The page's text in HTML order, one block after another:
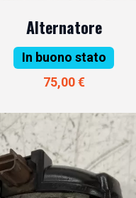
Alternatore
In buono stato
75,00 €